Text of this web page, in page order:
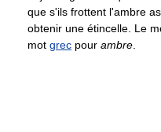
que s'ils frottent l'ambre
obtenir une étincelle. Le
mot grec pour ambre